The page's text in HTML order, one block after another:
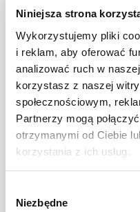
Niniejsza strona
Wykorzystujemy pliki
i reklam, aby oferować
analizować ruch w
korzystasz z naszej
społecznościowym,
Partnerzy mogą
otrzymanymi od Ciebie
korzystania z ich usług.
zgody
Niezbędne
CIASTECZKA
Rogaliki